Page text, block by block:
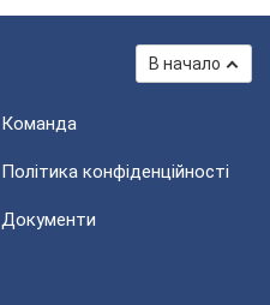
В начало
Команда
Політика конфіденційності
Документи